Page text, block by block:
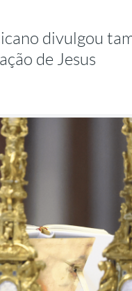
divulgou
de Jesus